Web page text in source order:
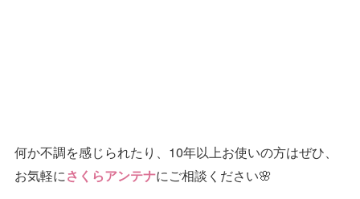
何か不調を感じられたり、10年以上お使いの方はぜひ、
お気軽にさくらアンテナにご相談ください🌸